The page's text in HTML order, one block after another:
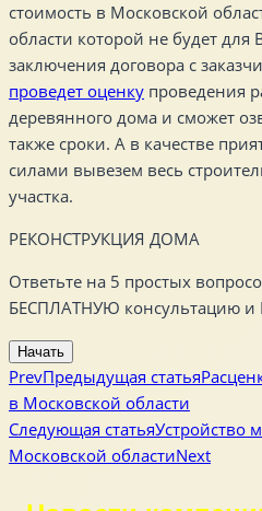
стоимость в Московской
области которой не будет
заключения договора с
проведет оценку проведения
деревянного дома и сможет
также сроки. А в качестве
силами вывезем весь
участка.
РЕКОНСТРУКЦИЯ ДОМА
Ответьте на 5 простых
БЕСПЛАТНУЮ консультацию
Начать
PrevПредыдущая статья
в Московской области
Следующая статьяУстройство
Московской областиNext